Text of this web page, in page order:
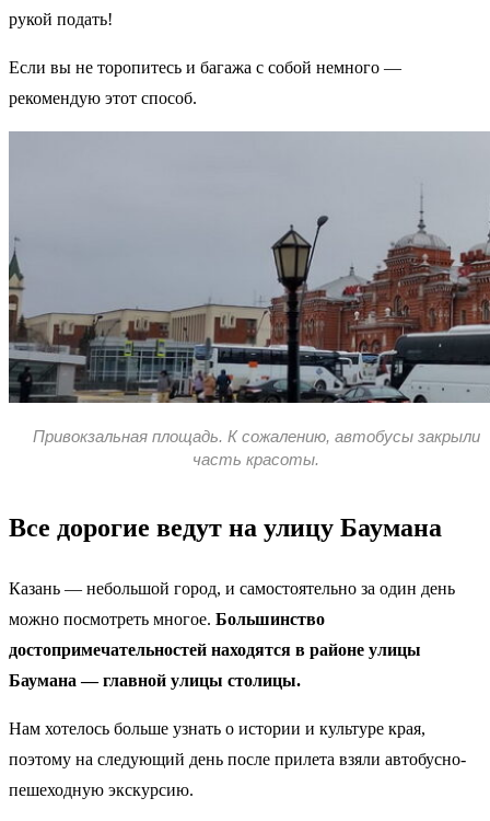
рукой подать!
Если вы не торопитесь и багажа с собой немного —
рекомендую этот способ.
Привокзальная площадь. К сожалению, автобусы закрыли
часть красоты.
Все дорогие ведут на улицу Баумана
Казань — небольшой город, и самостоятельно за один день
можно посмотреть многое. Большинство
достопримечательностей находятся в районе улицы
Баумана — главной улицы столицы.
Нам хотелось больше узнать о истории и культуре края,
поэтому на следующий день после прилета взяли автобусно-
пешеходную экскурсию.